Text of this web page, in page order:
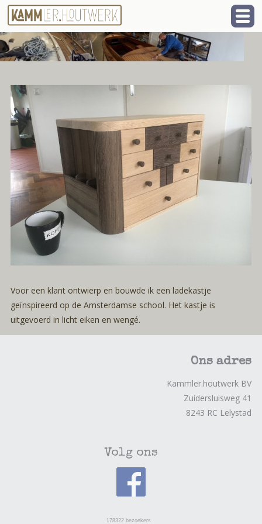
Voor een klant ontwierp en bouwde ik een ladekastje
geïnspireerd op de Amsterdamse school. Het kastje is
uitgevoerd in licht eiken en wengé.
Volg ons
Ons adres
Kammler.houtwerk BV
Zuidersluisweg 41
8243 RC Lelystad
178322bezoekers